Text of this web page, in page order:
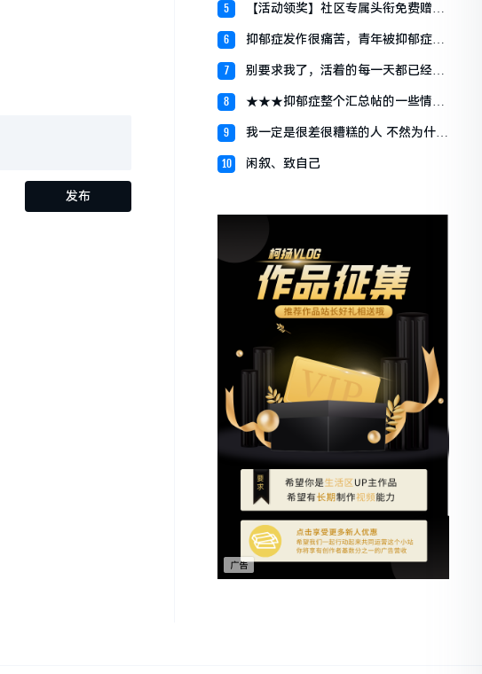
5
【活动领奖】社区专属头衔免费赠送
6
抑郁症发作很痛苦，青年被抑郁症折
7
别要求我了，活着的每一天都已经尽
8
★★★抑郁症整个汇总帖的一些情况
9
我一定是很差很糟糕的人 不然为什么
10 闲叙、致自己